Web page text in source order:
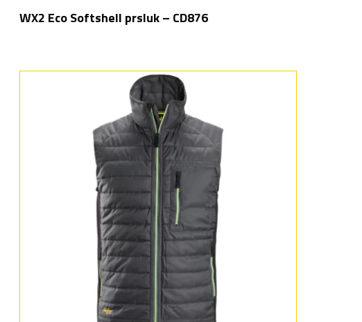
WX2 Eco Softshell prsluk – CD876